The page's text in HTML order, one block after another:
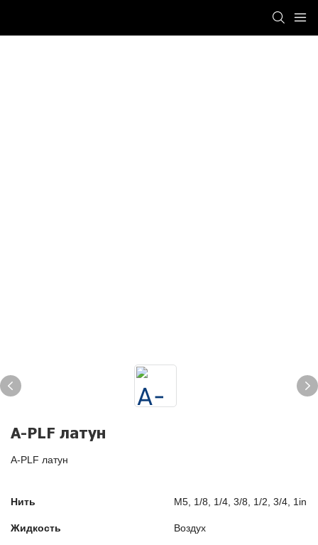
A-PLF латун
A-PLF латун
Нить M5, 1/8, 1/4, 3/8, 1/2, 3/4, 1in
Жидкость Воздух